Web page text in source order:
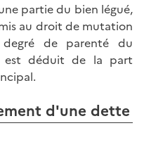
partie du bien légué,
au droit de mutation
de parenté du
est déduit de la part
d'une dette